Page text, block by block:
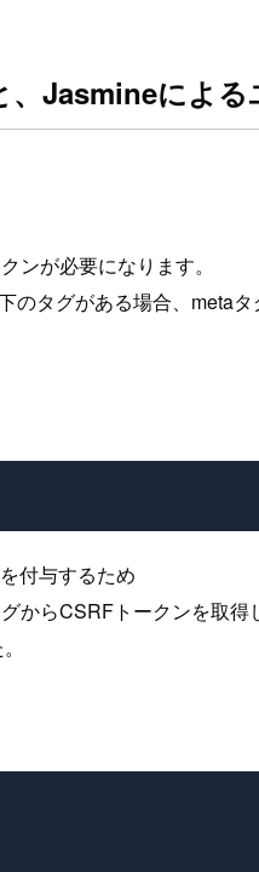
Jasmineによ
ンが必要になります。
のタグがある場合、metaタ
付与するため
からCSRFトークンを取得